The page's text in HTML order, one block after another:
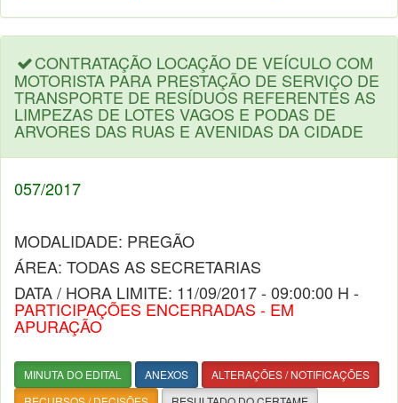
CONTRATAÇÃO LOCAÇÃO DE VEÍCULO COM
MOTORISTA PARA PRESTAÇÃO DE SERVIÇO DE
TRANSPORTE DE RESÍDUOS REFERENTES AS
LIMPEZAS DE LOTES VAGOS E PODAS DE
ARVORES DAS RUAS E AVENIDAS DA CIDADE
057/2017
MODALIDADE: PREGÃO
ÁREA: TODAS AS SECRETARIAS
DATA / HORA LIMITE: 11/09/2017 - 09:00:00 H -
PARTICIPAÇÕES ENCERRADAS - EM
APURAÇÃO
MINUTA DO EDITAL ANEXOS
ALTERAÇÕES / NOTIFICAÇÕES